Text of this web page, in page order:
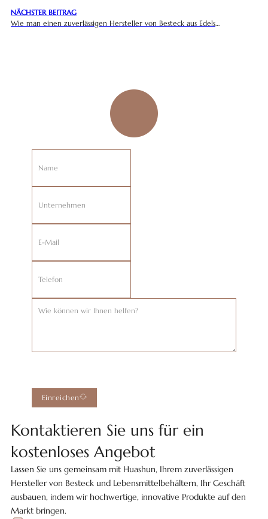
NÄCHSTER BEITRAG
Wie man einen zuverlässigen Hersteller von Besteck aus Edelstahl bewertet
Kontaktieren Sie uns für ein
kostenloses Angebot
Lassen Sie uns gemeinsam mit Huashun, Ihrem zuverlässigen
Hersteller von Besteck und Lebensmittelbehältern, Ihr Geschäft
ausbauen, indem wir hochwertige, innovative Produkte auf den
Markt bringen.
Einreichen